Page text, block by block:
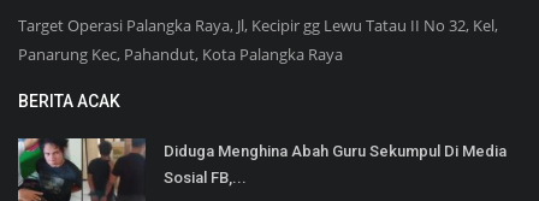
Target Operasi Palangka Raya, Jl, Kecipir gg Lewu Tatau II No 32, Kel,
Panarung Kec, Pahandut, Kota Palangka Raya
BERITA ACAK
Diduga Menghina Abah Guru Sekumpul Di Media
Sosial FB,...